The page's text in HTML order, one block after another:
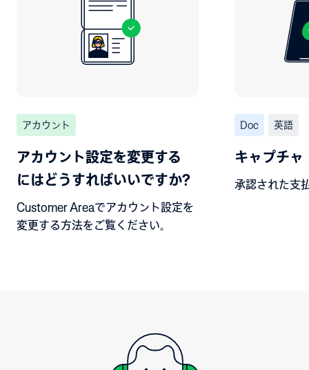
アカウント
アカウント設定を変更する
にはどうすればいいですか?
Customer Areaでアカウント設定を
変更する方法をご覧ください。
Doc 英語
キャプチャ
承認された支